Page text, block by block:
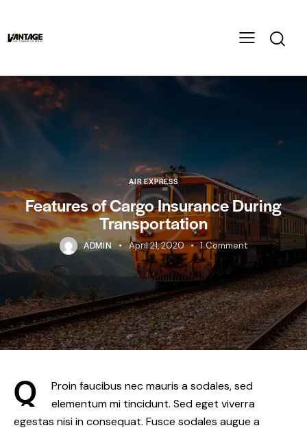
AIR EXPRESS
Features of Cargo Insurance During
Transportation
ADMIN April 21, 2020 1 Comment
Q
Proin faucibus nec mauris a sodales, sed
elementum mi tincidunt. Sed eget viverra
egestas nisi in consequat. Fusce sodales augue a